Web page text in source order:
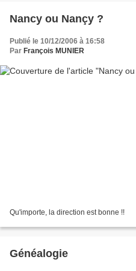
Nancy ou Nançy ?
Publié le 10/12/2006 à 16:58
Par François MUNIER
Qu'importe, la direction est bonne !!
Généalogie